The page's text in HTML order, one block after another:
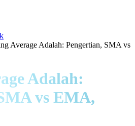
Average Adalah: Pengertian, SMA vs
Adalah:
vs EMA,